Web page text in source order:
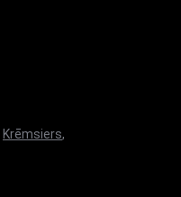
Krēmsiers,